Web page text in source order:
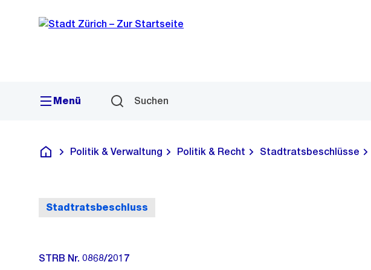
Navigation
Sprunglink
Menü Suchen
Deutsch
Politik & Verwaltung Politik & Recht Stadtratsbeschlüsse
Stadtratsbeschluss
STRB Nr. 0868/2017